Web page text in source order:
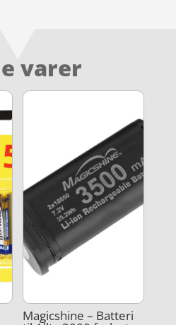
varer
Magicshine – Batteri